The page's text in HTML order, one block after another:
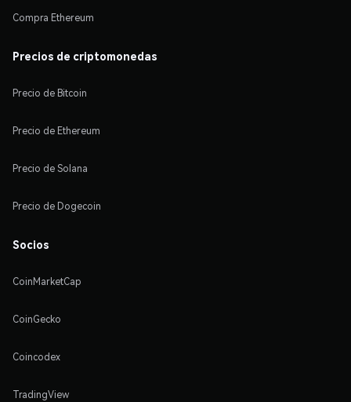
Compra Ethereum
Precios de criptomonedas
Precio de Bitcoin
Precio de Ethereum
Precio de Solana
Precio de Dogecoin
Socios
CoinMarketCap
CoinGecko
Coincodex
TradingView